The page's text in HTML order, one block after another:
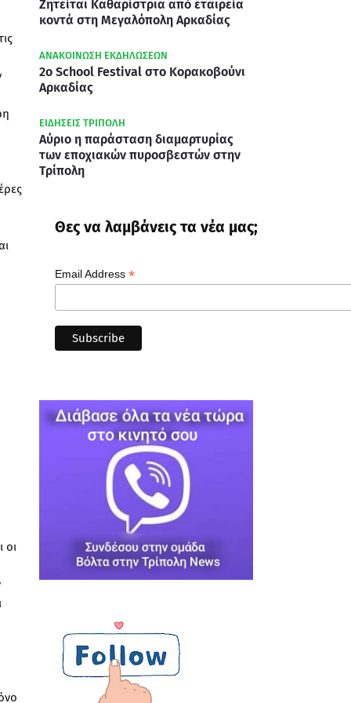
οι
Ζητείται Καθαρίστρια από εταιρεία
κοντά στη Μεγαλόπολη Αρκαδίας
ΑΝΑΚΟΙΝΩΣΗ ΕΚΔΗΛΩΣΕΩΝ
2ο School Festival στο Κορακοβούνι
Αρκαδίας
ΕΙΔΗΣΕΙΣ ΤΡΙΠΟΛΗ
Αύριο η παράσταση διαμαρτυρίας
των εποχιακών πυροσβεστών στην
Τρίπολη
Θες να λαμβάνεις τα νέα μας;
Email Address *